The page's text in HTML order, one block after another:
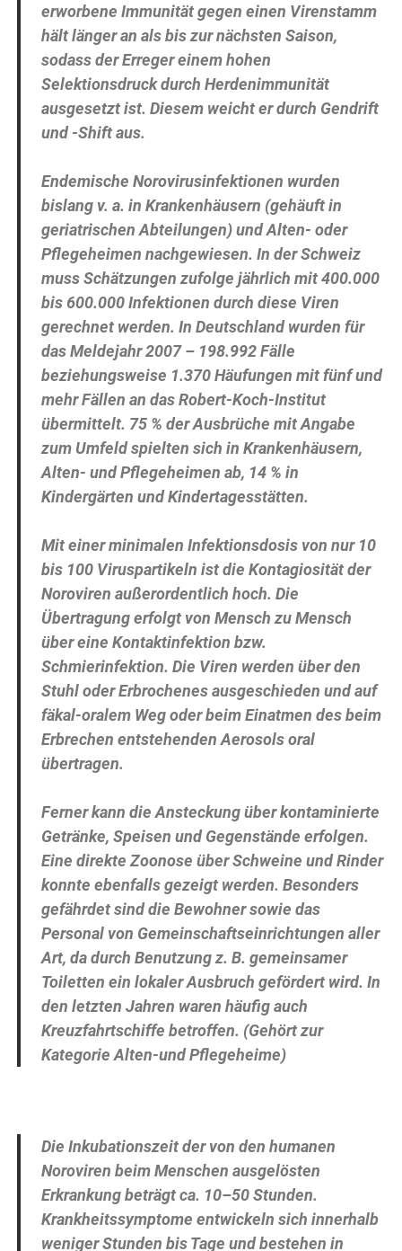
erworbene Immunität gegen einen Virenstamm
hält länger an als bis zur nächsten Saison,
sodass der Erreger einem hohen
Selektionsdruck durch Herdenimmunität
ausgesetzt ist. Diesem weicht er durch Gendrift
und -Shift aus.
Endemische Norovirusinfektionen wurden
bislang v. a. in Krankenhäusern (gehäuft in
geriatrischen Abteilungen) und Alten- oder
Pflegeheimen nachgewiesen. In der Schweiz
muss Schätzungen zufolge jährlich mit 400.000
bis 600.000 Infektionen durch diese Viren
gerechnet werden. In Deutschland wurden für
das Meldejahr 2007 – 198.992 Fälle
beziehungsweise 1.370 Häufungen mit fünf und
mehr Fällen an das Robert-Koch-Institut
übermittelt. 75 % der Ausbrüche mit Angabe
zum Umfeld spielten sich in Krankenhäusern,
Alten- und Pflegeheimen ab, 14 % in
Kindergärten und Kindertagesstätten.
Mit einer minimalen Infektionsdosis von nur 10
bis 100 Viruspartikeln ist die Kontagiosität der
Noroviren außerordentlich hoch. Die
Übertragung erfolgt von Mensch zu Mensch
über eine Kontaktinfektion bzw.
Schmierinfektion. Die Viren werden über den
Stuhl oder Erbrochenes ausgeschieden und auf
fäkal-oralem Weg oder beim Einatmen des beim
Erbrechen entstehenden Aerosols oral
übertragen.
Ferner kann die Ansteckung über kontaminierte
Getränke, Speisen und Gegenstände erfolgen.
Eine direkte Zoonose über Schweine und Rinder
konnte ebenfalls gezeigt werden. Besonders
gefährdet sind die Bewohner sowie das
Personal von Gemeinschaftseinrichtungen aller
Art, da durch Benutzung z. B. gemeinsamer
Toiletten ein lokaler Ausbruch gefördert wird. In
den letzten Jahren waren häufig auch
Kreuzfahrtschiffe betroffen. (Gehört zur
Kategorie Alten-und Pflegeheime)
Die Inkubationszeit der von den humanen
Noroviren beim Menschen ausgelösten
Erkrankung beträgt ca. 10–50 Stunden.
Krankheitssymptome entwickeln sich innerhalb
weniger Stunden bis Tage und bestehen in